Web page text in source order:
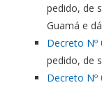
pedido, de
Guamá e
Decreto Nº
pedido, de
Decreto Nº